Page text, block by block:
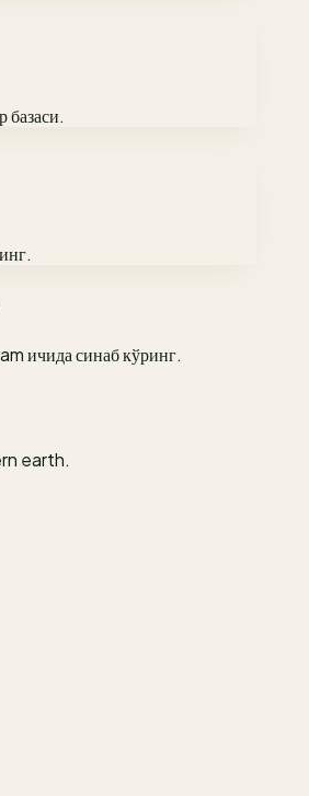
базаси.
ичида синаб кўринг.
earth.